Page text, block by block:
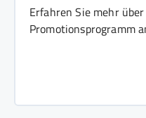
Erfahren Sie mehr
Promotionsprogramm